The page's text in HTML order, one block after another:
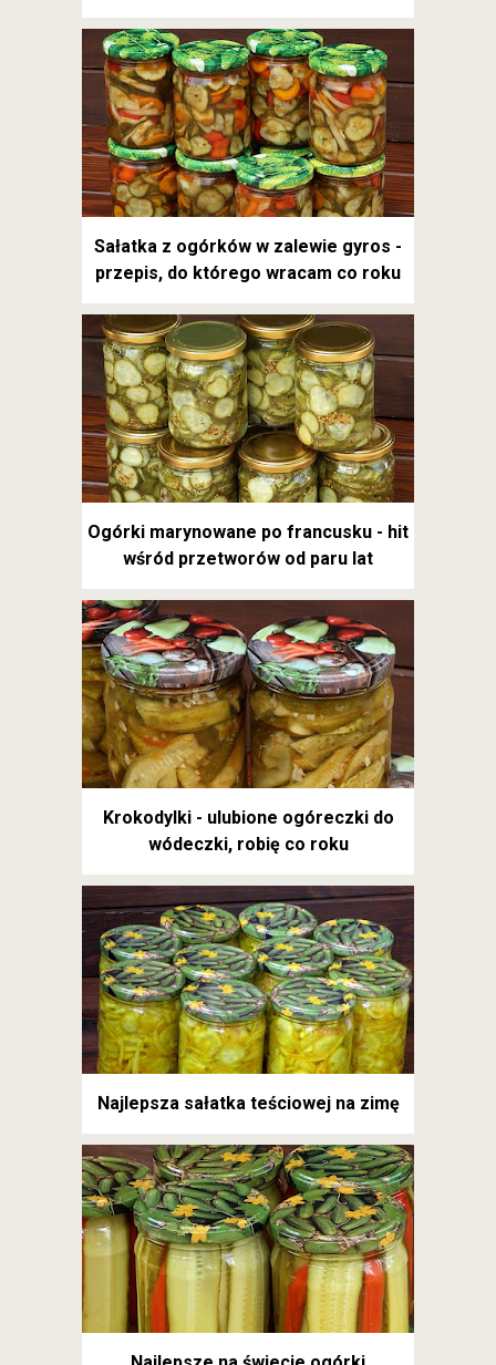
Sałatka z ogórków w zalewie gyros -
przepis, do którego wracam co roku
Ogórki marynowane po francusku - hit
wśród przetworów od paru lat
Krokodylki - ulubione ogóreczki do
wódeczki, robię co roku
Najlepsza sałatka teściowej na zimę